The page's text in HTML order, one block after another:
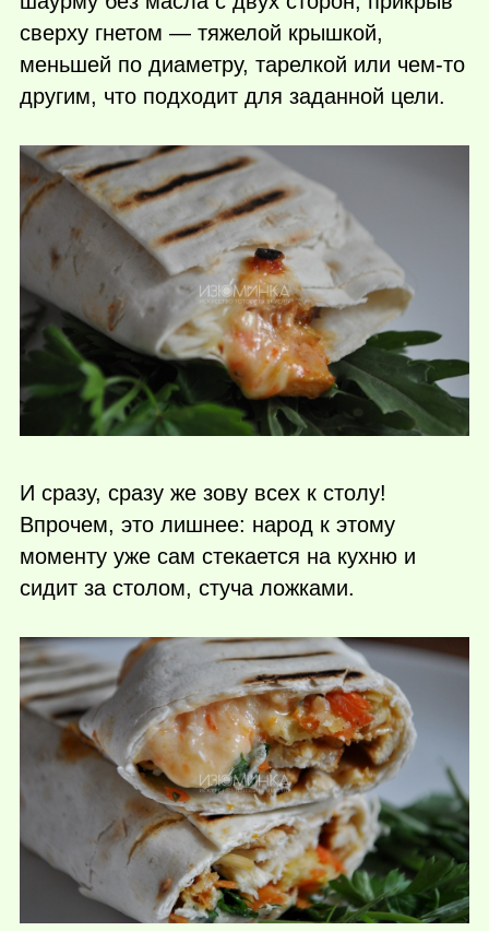
сверху гнетом — тяжелой крышкой,
меньшей по диаметру, тарелкой или чем-то
другим, что подходит для заданной цели.
И сразу, сразу же зову всех к столу!
Впрочем, это лишнее: народ к этому
моменту уже сам стекается на кухню и
сидит за столом, стуча ложками.